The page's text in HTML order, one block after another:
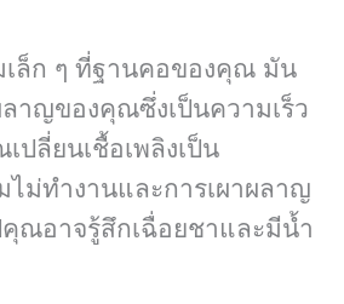
เล็ก ๆ ที่ฐานคอของคุณ มัน
าญของคุณซึ่งเป็นความเร็ว
ปลี่ยนเชื้อเพลิงเป็น
ไม่ทำงานและการเผาผลาญ
ณอาจรู้สึกเฉื่อยชาและมีน้ำ